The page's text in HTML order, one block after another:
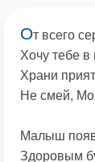
От всего
Хочу тебе в
Храни
Не смей,
Малыш
Здоровым